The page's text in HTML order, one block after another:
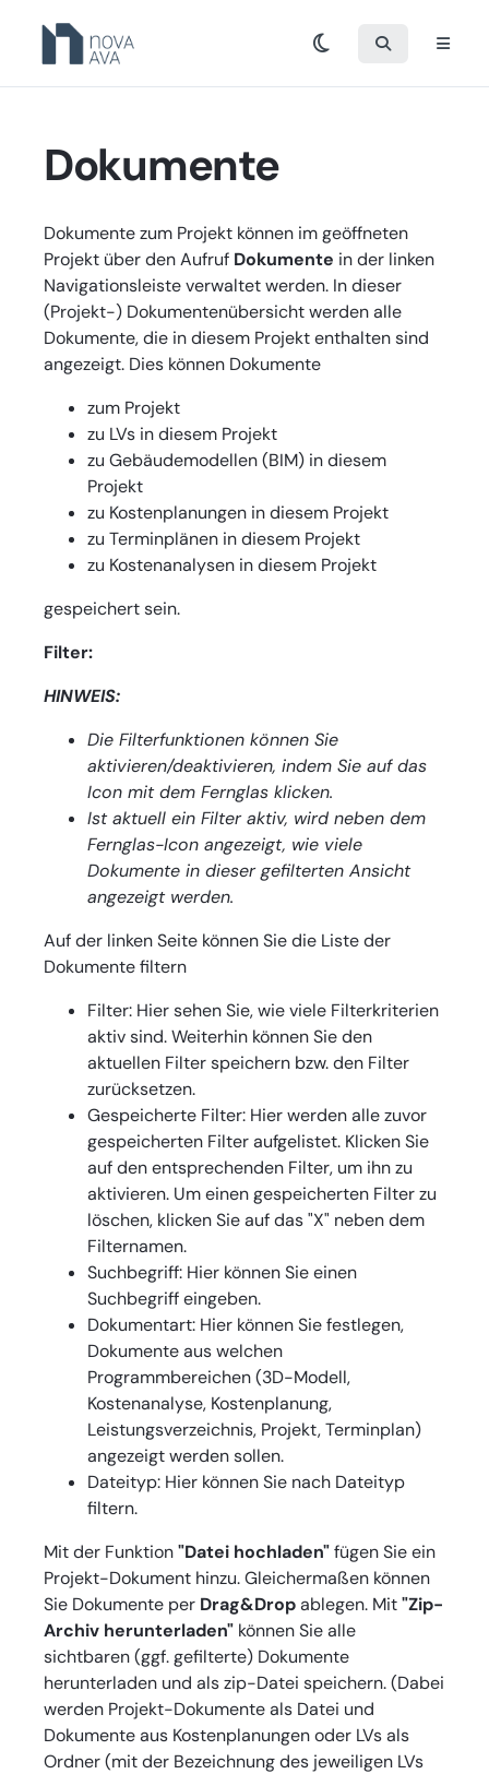
Dokumente
Dokumente zum Projekt können im geöffneten
Projekt über den Aufruf Dokumente in der linken
Navigationsleiste verwaltet werden. In dieser
(Projekt-) Dokumentenübersicht werden alle
Dokumente, die in diesem Projekt enthalten sind
angezeigt. Dies können Dokumente
zum Projekt
zu LVs in diesem Projekt
zu Gebäudemodellen (BIM) in diesem
Projekt
zu Kostenplanungen in diesem Projekt
zu Terminplänen in diesem Projekt
zu Kostenanalysen in diesem Projekt
gespeichert sein.
Filter:
HINWEIS:
Die Filterfunktionen können Sie
aktivieren/deaktivieren, indem Sie auf das
Icon mit dem Fernglas klicken.
Ist aktuell ein Filter aktiv, wird neben dem
Fernglas-Icon angezeigt, wie viele
Dokumente in dieser gefilterten Ansicht
angezeigt werden.
Auf der linken Seite können Sie die Liste der
Dokumente filtern
Filter: Hier sehen Sie, wie viele Filterkriterien
aktiv sind. Weiterhin können Sie den
aktuellen Filter speichern bzw. den Filter
zurücksetzen.
Gespeicherte Filter: Hier werden alle zuvor
gespeicherten Filter aufgelistet. Klicken Sie
auf den entsprechenden Filter, um ihn zu
aktivieren. Um einen gespeicherten Filter zu
löschen, klicken Sie auf das "X" neben dem
Filternamen.
Suchbegriff: Hier können Sie einen
Suchbegriff eingeben.
Dokumentart: Hier können Sie festlegen,
Dokumente aus welchen
Programmbereichen (3D-Modell,
Kostenanalyse, Kostenplanung,
Leistungsverzeichnis, Projekt, Terminplan)
angezeigt werden sollen.
Dateityp: Hier können Sie nach Dateityp
filtern.
Mit der Funktion"Datei hochladen"fügen Sie ein
Projekt-Dokument hinzu. Gleichermaßen können
Sie Dokumente per Drag&Dropablegen. Mit"Zip-
Archiv herunterladen" können Sie alle
sichtbaren (ggf. gefilterte) Dokumente
herunterladen und als zip-Datei speichern. (Dabei
werden Projekt-Dokumente als Datei und
Dokumente aus Kostenplanungen oder LVs als
Ordner (mit der Bezeichnung des jeweiligen LVs